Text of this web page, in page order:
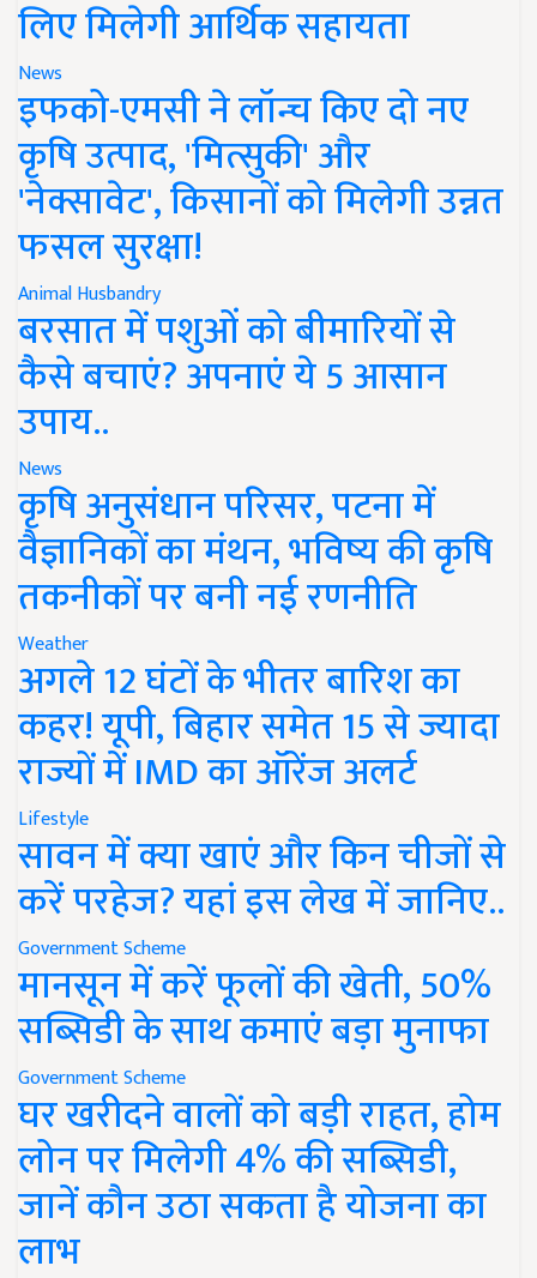
लिए मिलेगी आर्थिक सहायता
News
इफको-एमसी ने लॉन्च किए दो नए
कृषि उत्पाद, 'मित्सुकी' और
'नेक्सावेट', किसानों को मिलेगी उन्नत
फसल सुरक्षा!
Animal Husbandry
बरसात में पशुओं को बीमारियों से
कैसे बचाएं? अपनाएं ये 5 आसान
उपाय..
News
कृषि अनुसंधान परिसर, पटना में
वैज्ञानिकों का मंथन, भविष्य की कृषि
तकनीकों पर बनी नई रणनीति
Weather
अगले 12 घंटों के भीतर बारिश का
कहर! यूपी, बिहार समेत 15 से ज्यादा
राज्यों में IMD का ऑरेंज अलर्ट
Lifestyle
सावन में क्या खाएं और किन चीजों से
करें परहेज? यहां इस लेख में जानिए..
Government Scheme
मानसून में करें फूलों की खेती, 50%
सब्सिडी के साथ कमाएं बड़ा मुनाफा
Government Scheme
घर खरीदने वालों को बड़ी राहत, होम
लोन पर मिलेगी 4% की सब्सिडी,
जानें कौन उठा सकता है योजना का
लाभ